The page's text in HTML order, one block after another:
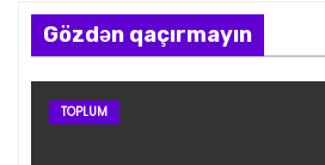
Gözdən qaçırmayın
TOPLUM